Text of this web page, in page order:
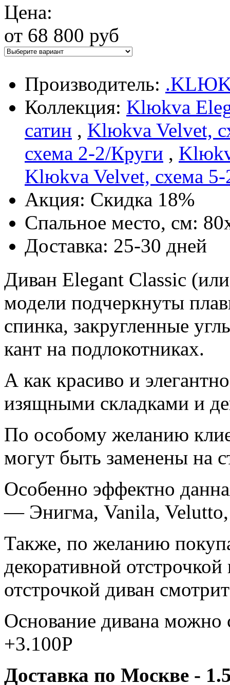
Цена:
от 68 800 руб
Производитель:
Коллекция: Klюkva
сатин , Klюkva Velvet,
схема 2-2/Круги ,
Klюkva Velvet, схема 5-
Акция: Скидка 18%
Спальное место, см:
Доставка: 25-30 дней
Диван Elegant Classic
модели подчеркнуты
спинка, закругленные
кант на подлокотниках.
А как красиво и
изящными складками и
По особому желанию
могут быть заменены на
Особенно эффектно
— Энигма, Vanila, Velutto,
Также, по желанию
декоративной
отстрочкой диван
Основание дивана можно
+3.100Р
Доставка по Москве -